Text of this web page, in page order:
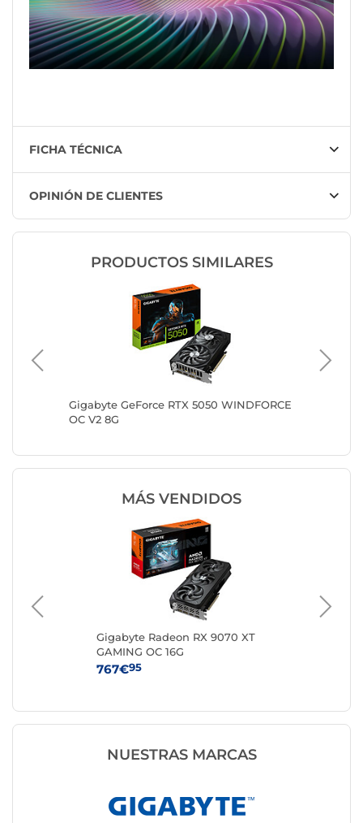
FICHA TÉCNICA
OPINIÓN DE CLIENTES
PRODUCTOS SIMILARES
Gigabyte GeForce RTX 5050 WINDFORCE
OC V2 8G
MÁS VENDIDOS
Gigabyte Radeon RX 9070 XT
GAMING OC 16G
767€95
NUESTRAS MARCAS